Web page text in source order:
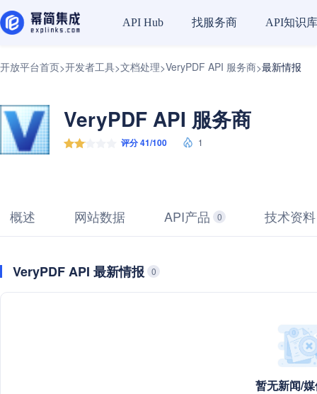
API Hub 找服务商 API知识库
开放平台首页>开发者工具>文档处理>VeryPDF API 服务商>最新情报
VeryPDF API 服务商
评分 41/100 1
概述 网站数据 API产品 0 技术资料
VeryPDF API 最新情报 0
暂无新闻/